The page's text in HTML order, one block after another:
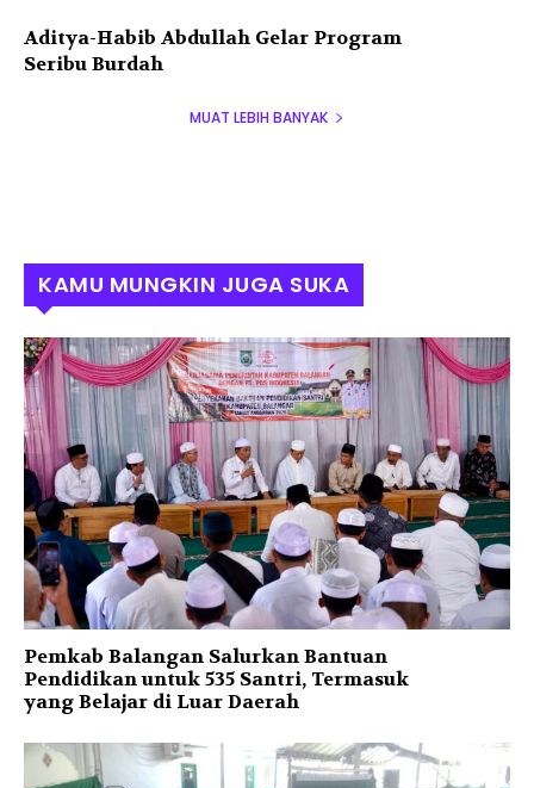
Aditya-Habib Abdullah Gelar Program
Seribu Burdah
MUAT LEBIH BANYAK
KAMU MUNGKIN JUGA SUKA
Pemkab Balangan Salurkan Bantuan
Pendidikan untuk 535 Santri, Termasuk
yang Belajar di Luar Daerah